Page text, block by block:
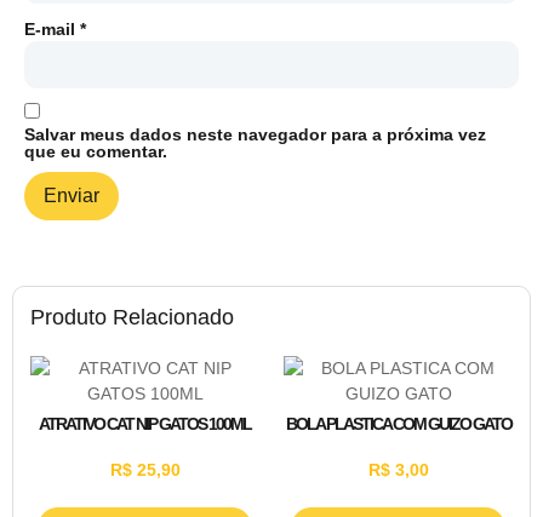
Produto Relacionado
ATRATIVO CAT NIP GATOS 100ML
R$25,90
BOLA PLASTICA COM GUIZO GATO
R$3,00
E-mail *
Salvar meus dados neste navegador para a próxima vez
que eu comentar.